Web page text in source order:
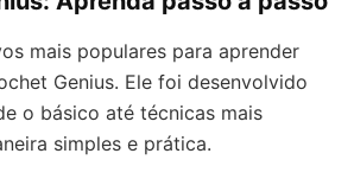
mais populares para aprender
Genius. Ele foi desenvolvido
o básico até técnicas mais
simples e prática.